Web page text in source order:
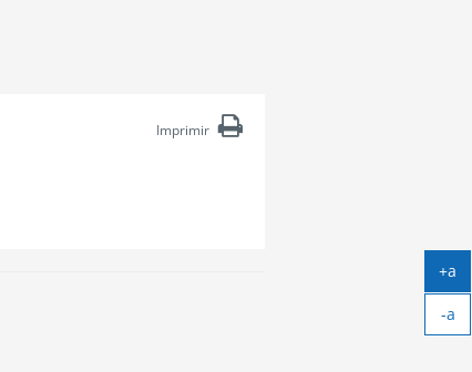
Imprimir
+a
-a